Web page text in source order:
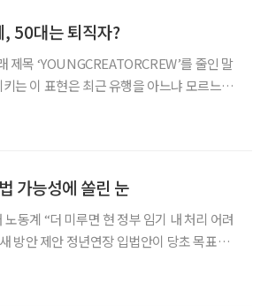
, 50대는 퇴직자?
제목 ‘YOUNGCREATORCREW’를 줄인 말
는 이 표현은 최근 유행을 아느냐 모르느냐
가능성에 쏠린 눈
동계 “더 미루면 현 정부 임기 내 처리 어려
안이 당초 목표였